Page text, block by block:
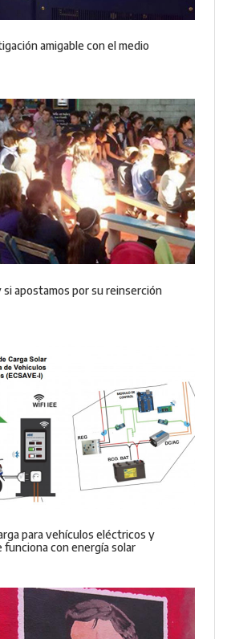
amigable con el medio
apostamos por su reinserción
para vehículos eléctricos y
funciona con energía solar